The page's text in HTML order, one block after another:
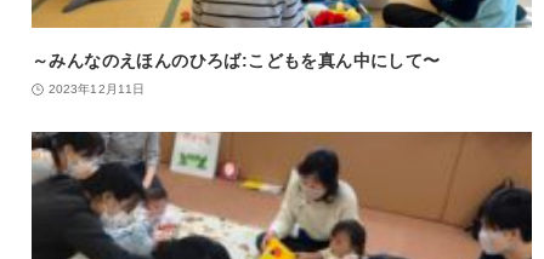
～みんなのえほんのひろば:こどもを真ん中にして〜
2023年12月11日